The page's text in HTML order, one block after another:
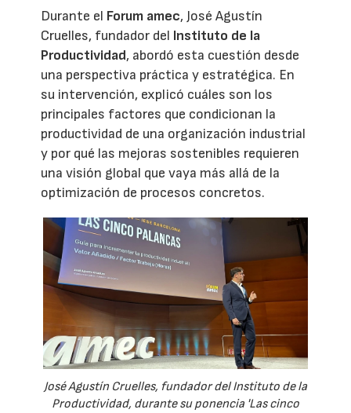
Durante el Forum amec, José Agustín
Cruelles, fundador del Instituto de la
Productividad, abordó esta cuestión desde
una perspectiva práctica y estratégica. En
su intervención, explicó cuáles son los
principales factores que condicionan la
productividad de una organización industrial
y por qué las mejoras sostenibles requieren
una visión global que vaya más allá de la
optimización de procesos concretos.
José Agustín Cruelles, fundador del Instituto de la
Productividad, durante su ponencia 'Las cinco